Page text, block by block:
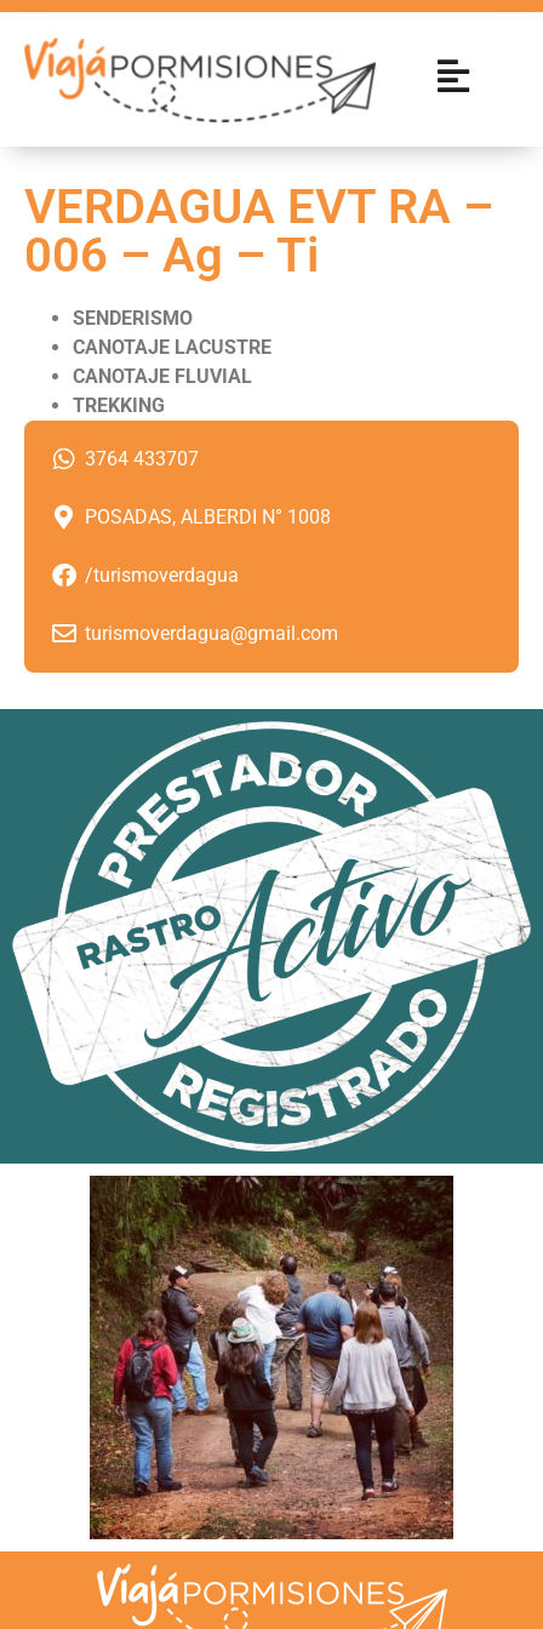
VERDAGUA EVT RA –
006 – Ag – Ti
SENDERISMO
CANOTAJE LACUSTRE
CANOTAJE FLUVIAL
TREKKING
3764 433707
POSADAS, ALBERDI N° 1008
/turismoverdagua
turismoverdagua@gmail.com